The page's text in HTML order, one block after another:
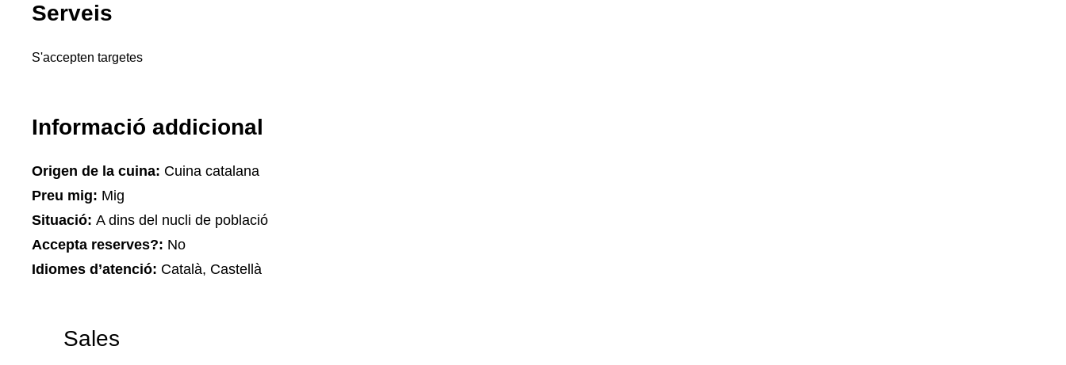
Serveis
S'accepten targetes
Informació addicional
Origen de la cuina: Cuina catalana
Preu mig: Mig
Situació: A dins del nucli de població
Accepta reserves?: No
Idiomes d’atenció: Català, Castellà
Sales